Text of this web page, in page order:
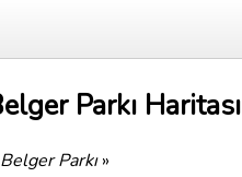
Parkı Haritası
Parkı»